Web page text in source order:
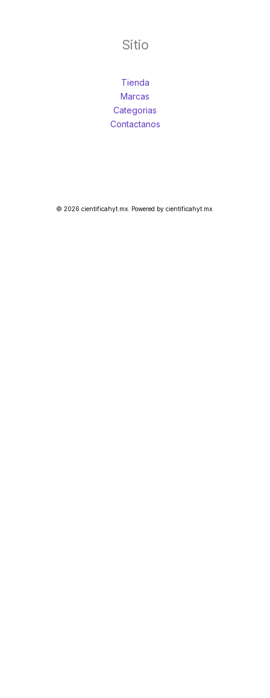
Sitio
Tienda
Marcas
Categorias
Contactanos
© 2026 cientificahyt.mx. Powered by cientificahyt.mx.